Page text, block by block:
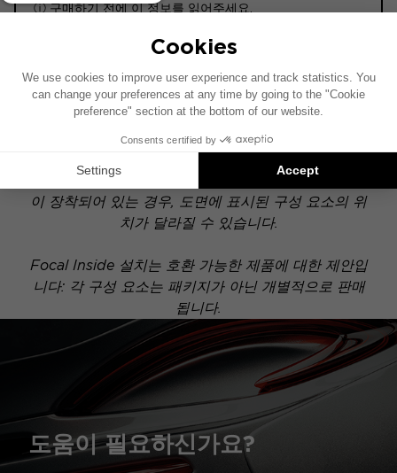
ⓘ 구매하기 전에 이 정보를 읽어주세요.
ACTIVE
기준으로 제작되었습니다. 차량에 특정 하이파이 옵션
이 장착되어 있는 경우, 도면에 표시된 구성 요소의 위
치가 달라질 수 있습니다.
Focal Inside 설치는 호환 가능한 제품에 대한 제안입
니다: 각 구성 요소는 패키지가 아닌 개별적으로 판매
됩니다.
도움이 필요하신가요?